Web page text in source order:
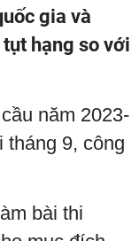
gia và
hạng so với
năm 2023-
9, công
bài thi